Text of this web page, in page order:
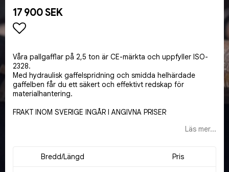
17 900 SEK
Våra pallgafflar på 2,5 ton är CE-märkta och uppfyller ISO-
2328.
Med hydraulisk gaffelspridning och smidda helhärdade
gaffelben får du ett säkert och effektivt redskap för
materialhantering.
FRAKT INOM SVERIGE INGÅR I ANGIVNA PRISER
Läs mer...
Bredd/Längd Pris